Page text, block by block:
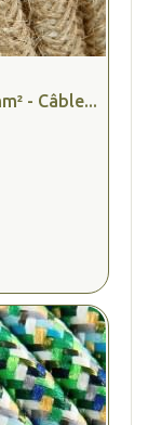
- Câble...